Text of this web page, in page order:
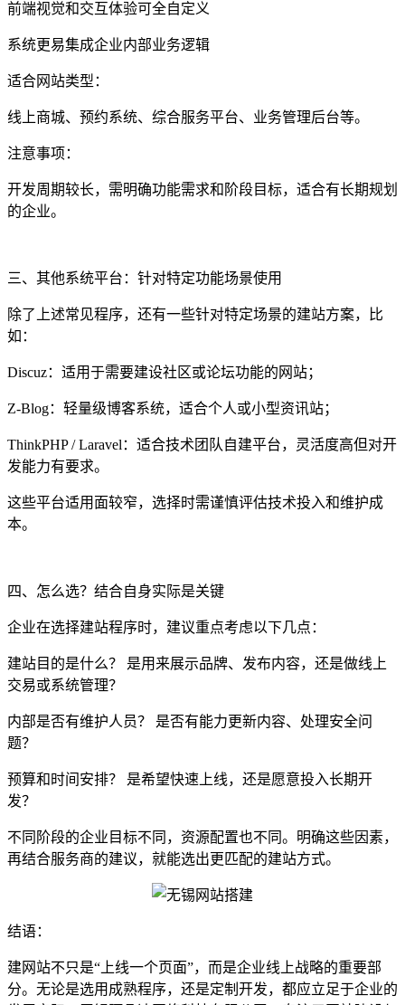
前端视觉和交互体验可全自定义
系统更易集成企业内部业务逻辑
适合网站类型：
线上商城、预约系统、综合服务平台、业务管理后台等。
注意事项：
开发周期较长，需明确功能需求和阶段目标，适合有长期规划
的企业。
三、其他系统平台：针对特定功能场景使用
除了上述常见程序，还有一些针对特定场景的建站方案，比
如：
Discuz：适用于需要建设社区或论坛功能的网站；
Z-Blog：轻量级博客系统，适合个人或小型资讯站；
ThinkPHP / Laravel：适合技术团队自建平台，灵活度高但对开
发能力有要求。
这些平台适用面较窄，选择时需谨慎评估技术投入和维护成
本。
四、怎么选？结合自身实际是关键
企业在选择建站程序时，建议重点考虑以下几点：
建站目的是什么？ 是用来展示品牌、发布内容，还是做线上
交易或系统管理？
内部是否有维护人员？ 是否有能力更新内容、处理安全问
题？
预算和时间安排？ 是希望快速上线，还是愿意投入长期开
发？
不同阶段的企业目标不同，资源配置也不同。明确这些因素，
再结合服务商的建议，就能选出更匹配的建站方式。
结语：
建网站不只是“上线一个页面”，而是企业线上战略的重要部
分。无论是选用成熟程序，还是定制开发，都应立足于企业的